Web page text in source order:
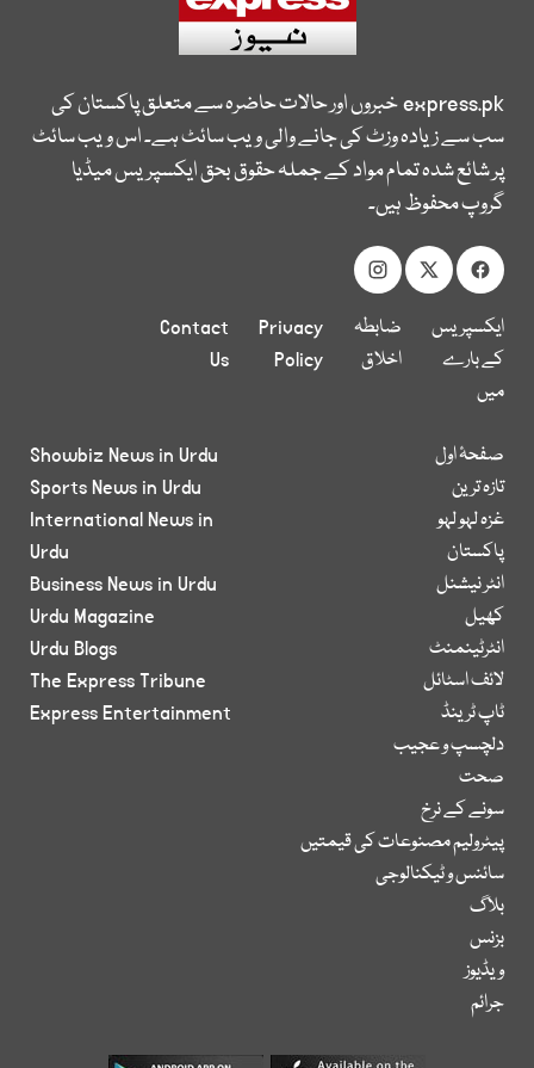
express.pkخبروں اور حالات حاضرہ سے متعلق پاکستان کی
سب سے زیادہ وزٹ کی جانے والی ویب سائٹ ہے۔ اس ویب سائٹ
پر شائع شدہ تمام مواد کے جملہ حقوق بحق ایکسپریس میڈیا
گروپ محفوظ ہیں۔
ایکسپریس
کے بارے
میں
ضابطہ
اخلاق
Privacy
Policy
Contact
Us
صفحۂ اول
تازہ ترین
غزہ لہو لہو
پاکستان
انٹر نیشنل
کھیل
انٹرٹینمنٹ
لائف اسٹائل
ٹاپ ٹرینڈ
دلچسپ و عجیب
صحت
سونے کے نرخ
پیٹرولیم مصنوعات کی قیمتیں
سائنس و ٹیکنالوجی
بلاگ
بزنس
ویڈیوز
جرائم
Showbiz News in Urdu
Sports News in Urdu
International News in
Urdu
Business News in Urdu
Urdu Magazine
Urdu Blogs
The Express Tribune
Express Entertainment